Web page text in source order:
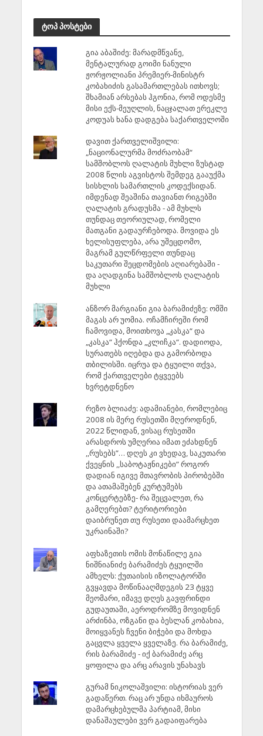
ტოპ პოსტები
გია აბაშიძე: მარადმწვანე,
მენტალურად გოიმი ნანული
ჟორჟოლიანი პრემიერ-მინისტრ
კობახიძის გასამართლებას ითხოვს;
შხამიან არსებას ჰგონია, რომ ოდესმე
მისი ექს-მეუღლის, ნაცჯალათ ერეკლე
კოდუას ხანა დადგება საქართველოში
დავით ქართველიშვილი:
„ნაციონალურმა მოძრაობამ“
სამშობლოს ღალატის მუხლი ზუსტად
2008 წლის აგვისტოს შემდეგ გააუქმა
სისხლის სამართლის კოდექსიდან.
იმდენად შეაშინა თავიანთ რიგებში
ღალატის გრადუსმა - ამ მუხლს
თუნდაც თეორიულად, რომელი
მათგანი გადაურჩებოდა. მოვიდა ეს
ხელისუფლება, არა უშეცდომო,
მაგრამ გულწრფელი თუნდაც
საკუთარი შეცდომების აღიარებაში -
და აღადგინა სამშობლოს ღალატის
მუხლი
ანზორ მარგიანი გია ბარამიძეზე: ომში
მაგას არ უომია. ოჩამჩირეში რომ
ჩამოვიდა, მოითხოვა „კასკა“ და
„კასკა“ ჰქონდა „კლიჩკა“. დადიოდა,
სურათებს იღებდა და გამორბოდა
თბილისში. იცრუა და ტყუილი თქვა,
რომ ქართველები ტყვეებს
ხვრეტდნენო
რეზო ბლიაძე: ადამიანები, რომლებიც
2008 ის მერე რუსეთში მღეროდნენ,
2022 წლიდან, ვისაც რუსეთში
არასდროს უმღერია იმათ ეძახდნენ
,,რუსებს”… დღეს კი ვხედავ, საკუთარი
ქვეყნის ,,საბოტაჟნიკები” როგორ
დადიან იგივე მთავრობის პირობებში
და ათამაშებენ კურტუმებს
კონცერტებზე- რა შეცვალეთ, რა
გამღერებთ? ტერიტორიები
დაიბრუნეთ თუ რუსეთი დაამარცხეთ
უკრაინაში?
აფხაზეთის ომის მონაწილე გია
ნიშნიანიძე ბარამიძეს ტყუილში
ამხელს: ქუთაისის იზოლატორში
გვყავდა მოწინააღმდეგის 23 ტყვე
მეომარი, იმავე დღეს გავფრინდი
გუდაუთაში, აეროდრომზე მოვიდნენ
არძინბა, ოზგანი და ბესლან კობახია,
მოიყვანეს ჩვენი ბიჭები და მოხდა
გაცვლა ყველა ყველაზე. რა ბარამიძე,
რის ბარამიძე - იქ ბარამიძე არც
ყოფილა და არც არავის უნახავს
გურამ ნიკოლაშვილი: ისტორიას ვერ
გადაწერთ. რაც არ უნდა იხმაუროს
დამარცხებულმა პარტიამ, მისი
დანაშაულები ვერ გადაიფარება